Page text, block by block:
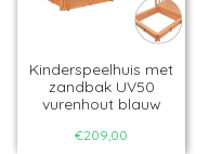
Kinderspeelhuis met
zandbak UV50
vurenhout blauw
€209,00